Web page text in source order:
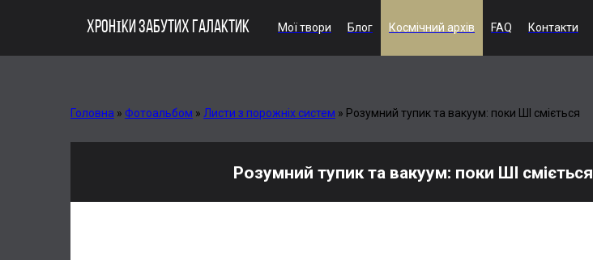
ХРОНІКИ ЗАБУТИХ ГАЛАКТИК Мої твори Блог Космічний архів FAQ Контакти
Головна » Фотоальбом » Листи з порожніх систем » Розумний тупик та вакуум: поки ШІ сміється
Розумний тупик та вакуум: поки ШІ сміється